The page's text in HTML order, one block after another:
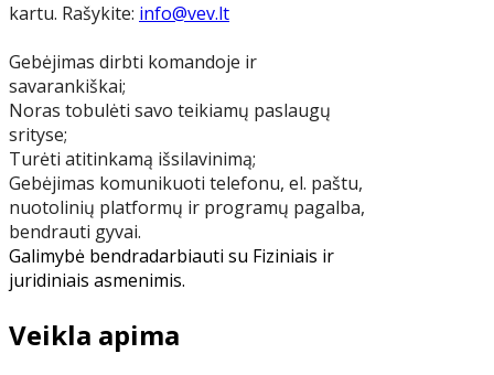
kartu. Rašykite: info@vev.lt
Gebėjimas dirbti komandoje ir
savarankiškai;
Noras tobulėti savo teikiamų paslaugų
srityse;
Turėti atitinkamą išsilavinimą;
Gebėjimas komunikuoti telefonu, el. paštu,
nuotolinių platformų ir programų pagalba,
bendrauti gyvai.
Galimybė bendradarbiauti su Fiziniais ir
juridiniais asmenimis.
Veikla apima